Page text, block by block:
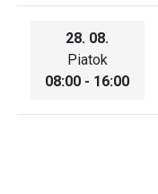
28. 08.
Piatok
08:00 - 16:00